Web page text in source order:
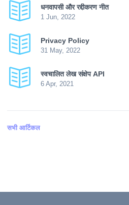
धनवापसी और रद्दीकरण नीत
1 Jun, 2022
Privacy Policy
31 May, 2022
स्वचालित लेख संक्षेप API
6 Apr, 2021
सभी आर्टिकल